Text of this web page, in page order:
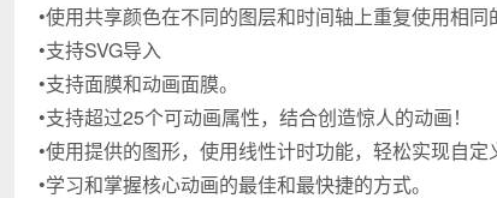
•使用共享颜色在不同的图层和时间轴上重复使用相同
•支持SVG导入
•支持面膜和动画面膜。
•支持超过25个可动画属性，结合创造惊人的动画！
•使用提供的图形，使用线性计时功能，轻松实现自定
•学习和掌握核心动画的最佳和最快捷的方式。